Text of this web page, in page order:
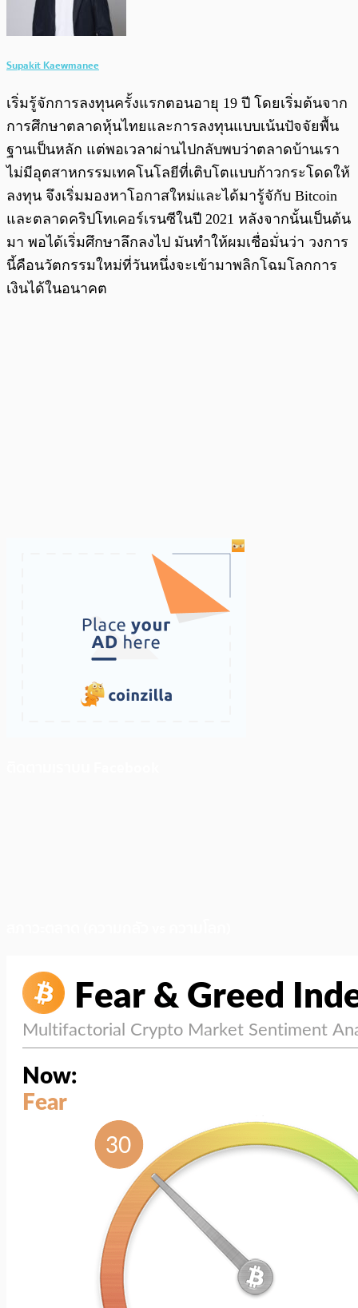
Supakit Kaewmanee
เริ่มรู้จักการลงทุนครั้งแรกตอนอายุ 19 ปี โดยเริ่มต้นจาก
การศึกษาตลาดหุ้นไทยและการลงทุนแบบเน้นปัจจัยพื้น
ฐานเป็นหลัก แต่พอเวลาผ่านไปกลับพบว่าตลาดบ้านเรา
ไม่มีอุตสาหกรรมเทคโนโลยีที่เติบโตแบบก้าวกระโดดให้
ลงทุน จึงเริ่มมองหาโอกาสใหม่และได้มารู้จักับ Bitcoin
และตลาดคริปโทเคอร์เรนซีในปี 2021 หลังจากนั้นเป็นต้น
มา พอได้เริ่มศึกษาลึกลงไป มันทำให้ผมเชื่อมั่นว่า วงการ
นี้คือนวัตกรรมใหม่ที่วันหนึ่งจะเข้ามาพลิกโฉมโลกการ
เงินได้ในอนาคต